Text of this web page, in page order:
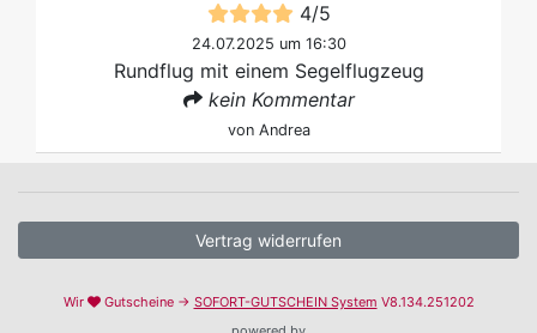
4/5
24.07.2025 um 16:30
Rundflug mit einem Segelflugzeug
kein Kommentar
von Andrea
Vertrag widerrufen
Wir Gutscheine → SOFORT-GUTSCHEIN System V8.134.251202